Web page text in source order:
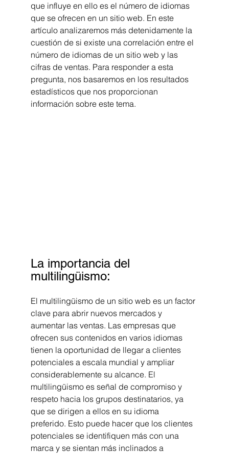
que influye en ello es el número de idiomas
que se ofrecen en un sitio web. En este
artículo analizaremos más detenidamente la
cuestión de si existe una correlación entre el
número de idiomas de un sitio web y las
cifras de ventas. Para responder a esta
pregunta, nos basaremos en los resultados
estadísticos que nos proporcionan
información sobre este tema.
La importancia del
multilingüismo:
El multilingüismo de un sitio web es un factor
clave para abrir nuevos mercados y
aumentar las ventas. Las empresas que
ofrecen sus contenidos en varios idiomas
tienen la oportunidad de llegar a clientes
potenciales a escala mundial y ampliar
considerablemente su alcance. El
multilingüismo es señal de compromiso y
respeto hacia los grupos destinatarios, ya
que se dirigen a ellos en su idioma
preferido. Esto puede hacer que los clientes
potenciales se identifiquen más con una
marca y se sientan más inclinados a